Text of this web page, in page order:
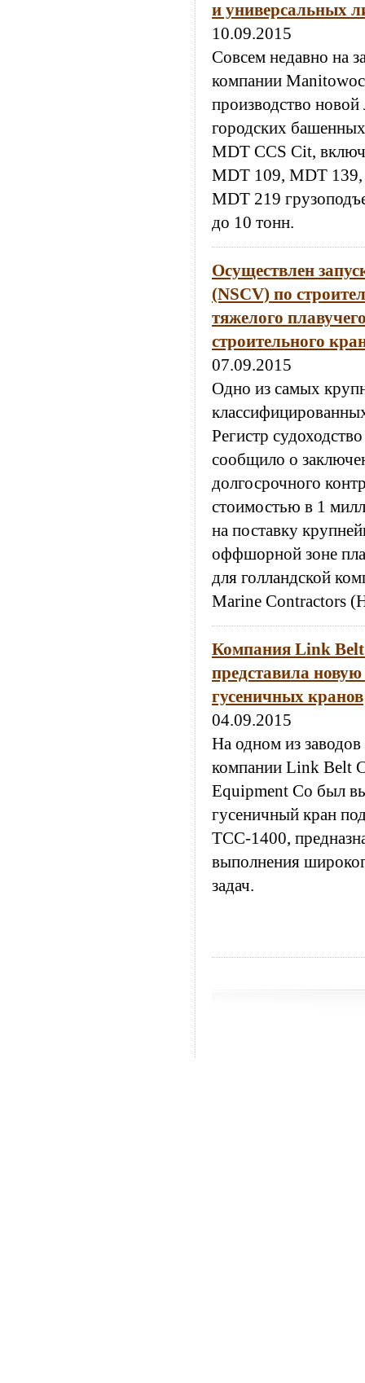
и универсальных
10.09.2015
Совсем недавно на
компании
производство новой
городских
MDT CCS Cit,
MDT 109, MDT
MDT 219
до 10 тонн.
Осуществлен
(NSCV) по
тяжелого
строительного
07.09.2015
Одно из самых
Регистр
сообщило о
долгосрочного
стоимостью в 1
на поставку
оффшорной зоне
для голландской
Marine Contractors
Компания Link Belt
представила
гусеничных кранов
04.09.2015
На одном из
компании Link Belt
Equipment Co был
гусеничный кран
ТСС-1400,
выполнения
задач.